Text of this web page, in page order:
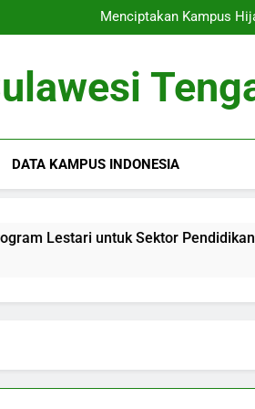
Menciptakan Kampus
Menjadi Rumah bagi
Menciptakan Kampus
Menjadi Rumah bagi
DATA KAMPUS INDONESIA
untuk Sektor Pendidikan